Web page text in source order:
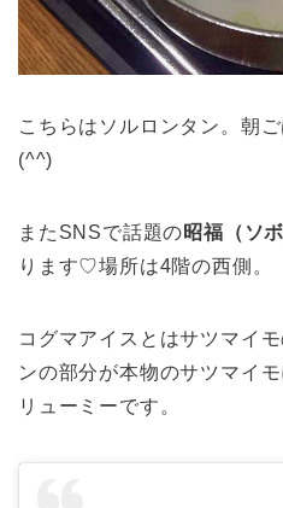
こちらはソルロンタン。朝
(^^)
またSNSで話題の 昭福（ソ
ります♡場所は4階の西側。
コグマアイスとはサツマイ
ンの部分が本物のサツマイ
リューミーです。